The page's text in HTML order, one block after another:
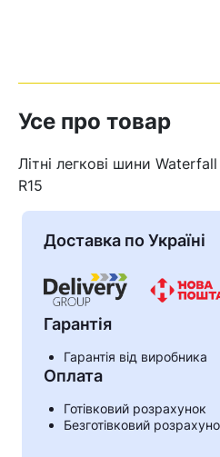
Кошик
У кошику немає
Усе про товар
Літні легкові шини
R15
Доставка по Україні
Гарантія
Гарантія від виробника
Оплата
Готівковий розрахунок
Безготівковий